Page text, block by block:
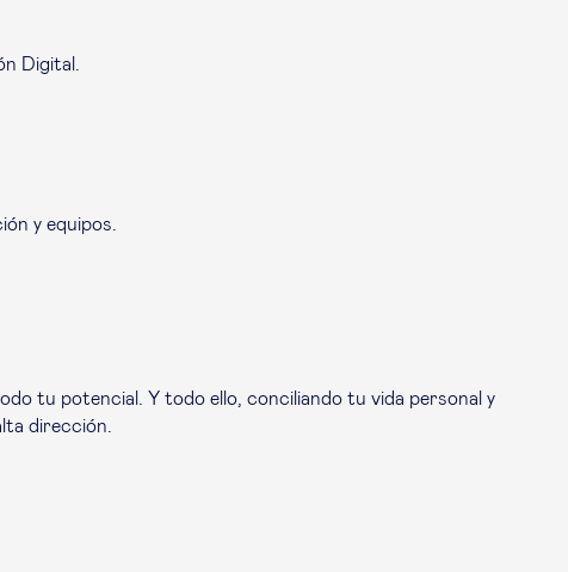
Digital.
y equipos.
tu potencial. Y todo ello, conciliando tu vida personal y
dirección.